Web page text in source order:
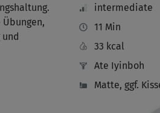
S
Sonja368
Richtig schön.
TiniFini
intermediate
11 Min
33 kcal
Ate Iyinboh
Matte, ggf.